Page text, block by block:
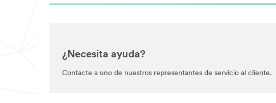
¿Necesita ayuda?
Contacte a uno de nuestros representantes de servicio al cliente.